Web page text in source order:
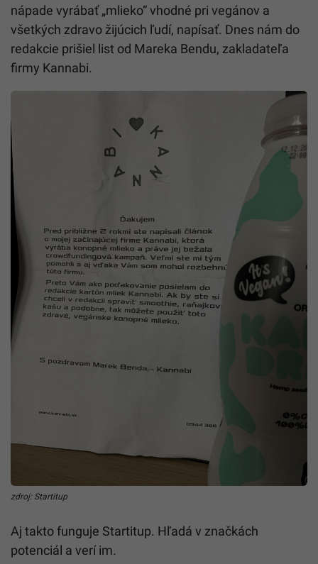
nápade vyrábať „mlieko“ vhodné pri vegánov a
všetkých zdravo žijúcich ľudí, napísať. Dnes nám do
redakcie prišiel list od Mareka Bendu, zakladateľa
firmy Kannabi.
zdroj: Startitup
Aj takto funguje Startitup. Hľadá v značkách
potenciál a verí im.